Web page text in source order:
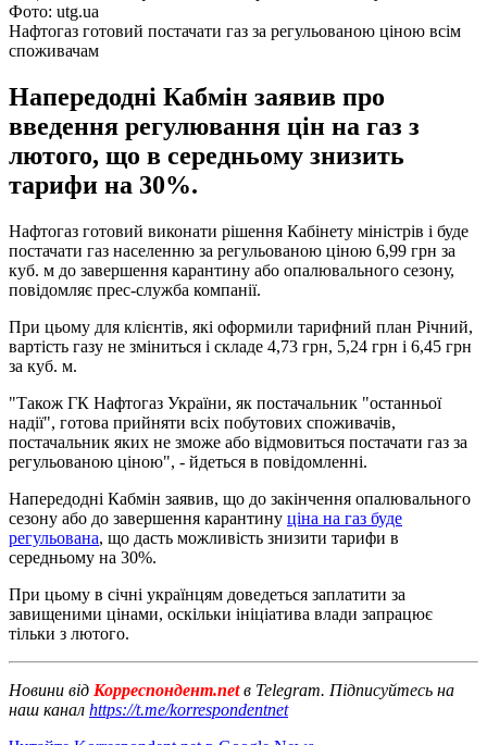
Фото: utg.ua
Нафтогаз готовий постачати газ за регульованою ціною всім
споживачам
Напередодні Кабмін заявив про
введення регулювання цін на газ з
лютого, що в середньому знизить
тарифи на 30%.
Нафтогаз готовий виконати рішення Кабінету міністрів і буде
постачати газ населенню за регульованою ціною 6,99 грн за
куб. м до завершення карантину або опалювального сезону,
повідомляє прес-служба компанії.
При цьому для клієнтів, які оформили тарифний план Річний,
вартість газу не зміниться і складе 4,73 грн, 5,24 грн і 6,45 грн
за куб. м.
"Також ГК Нафтогаз України, як постачальник "останньої
надії", готова прийняти всіх побутових споживачів,
постачальник яких не зможе або відмовиться постачати газ за
регульованою ціною", - йдеться в повідомленні.
Напередодні Кабмін заявив, що до закінчення опалювального
сезону або до завершення карантину ціна на газ буде
регульована, що дасть можливість знизити тарифи в
середньому на 30%.
При цьому в січні українцям доведеться заплатити за
завищеними цінами, оскільки ініціатива влади запрацює
тільки з лютого.
Новини від Корреспондент.netв Telegram. Підписуйтесь на
наш канал https://t.me/korrespondentnet